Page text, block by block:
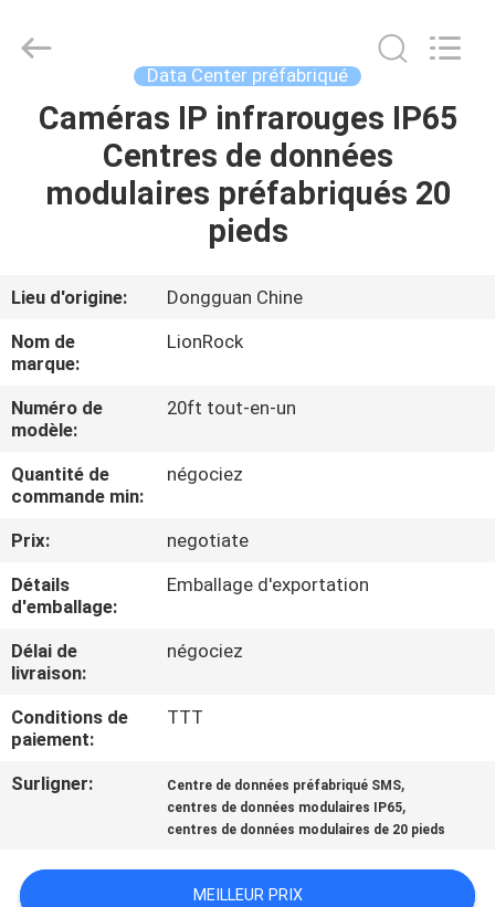
MAISON
PRODUITS
SUJET
DE
NOUS
VISITE
D'USINE
CONTRÔLE
DE
QUALITÉ
NOUS
DEMANDEZ
CITATION
corporate
limited.
Reserved.
Data Center préfabriqué
Caméras IP infrarouges IP65
Centres de données
modulaires préfabriqués 20
pieds
Lieu d'origine:
Dongguan Chine
Nom de
marque:
LionRock
Numéro de
modèle:
20ft tout-en-un
Quantité de
commande min:
négociez
Prix:
negotiate
Détails
d'emballage:
Emballage d'exportation
Délai de
livraison:
négociez
Conditions de
paiement:
TTT
Surligner: Centre de données préfabriqué SMS,
centres de données modulaires IP65,
centres de données modulaires de 20 pieds
MEILLEUR PRIX